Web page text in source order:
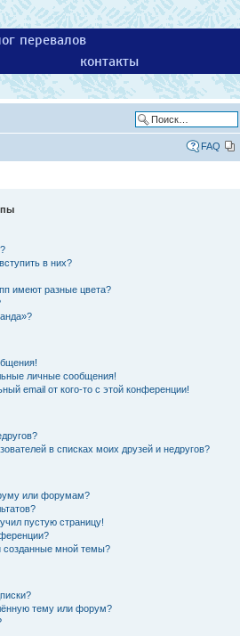
перевалов
контакты
FAQ
в них?
имеют разные цвета?
личные сообщения!
email от кого-то с этой конференции!
в списках моих друзей и недругов?
или форумам?
пустую страницу!
созданные мной темы?
тему или форум?